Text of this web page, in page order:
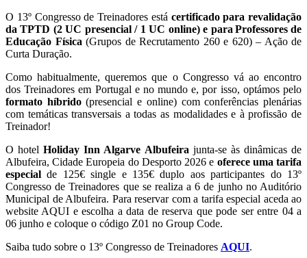
O 13º Congresso de Treinadores está certificado para revalidação
da TPTD (2 UC presencial / 1 UC online) e para Professores de
Educação Física (Grupos de Recrutamento 260 e 620) – Ação de
Curta Duração.
Como habitualmente, queremos que o Congresso vá ao encontro
dos Treinadores em Portugal e no mundo e, por isso, optámos pelo
formato híbrido(presencial e online) com conferências plenárias
com temáticas transversais a todas as modalidades e à profissão de
Treinador!
O hotelHoliday Inn Algarve Albufeira junta-se às dinâmicas de
Albufeira, Cidade Europeia do Desporto 2026 e oferece uma tarifa
especial de 125€ single e 135€ duplo aos participantes do 13º
Congresso de Treinadores que se realiza a 6 de junho no Auditório
Municipal de Albufeira. Para reservar com a tarifa especial aceda ao
website AQUI e escolha a data de reserva que pode ser entre 04 a
06 junho e coloque o código Z01 no Group Code.
Saiba tudo sobre o 13º Congresso de Treinadores AQUI.